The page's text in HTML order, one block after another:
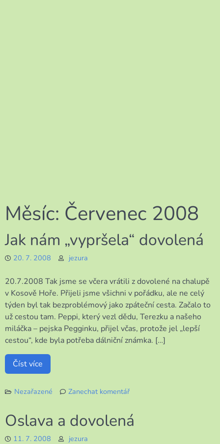
Měsíc: Červenec 2008
Jak nám „vypršela“ dovolená
20. 7. 2008 jezura
20.7.2008 Tak jsme se včera vrátili z dovolené na chalupě
v Kosově Hoře. Přijeli jsme všichni v pořádku, ale ne celý
týden byl tak bezproblémový jako zpáteční cesta. Začalo to
už cestou tam. Peppi, který vezl dědu, Terezku a našeho
miláčka – pejska Pegginku, přijel včas, protože jel „lepší
cestou“, kde byla potřeba dálniční známka. […]
Číst více
Nezařazené
Zanechat komentář
nám
Oslava a dovolená
11. 7. 2008 jezura